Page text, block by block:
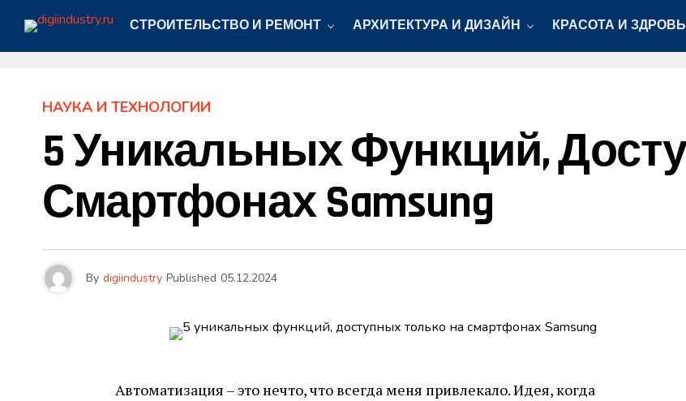
СТРОИТЕЛЬСТВО И РЕМОНТ АРХИТЕКТУРА И ДИЗАЙН КРАСОТА И
НАУКА И ТЕХНОЛОГИИ
5 Уникальных Функций,
Смартфонах Samsung
By digiindustry Published 05.12.2024
Автоматизация – это нечто, что всегда меня привлекало. Идея, когда